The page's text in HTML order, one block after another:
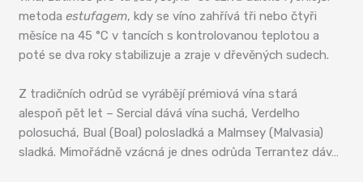
metodaestufagem, kdy se víno zahřívá tři nebo čtyři
měsíce na 45 °C v tancích s kontrolovanou teplotou a
poté se dva roky stabilizuje a zraje v dřevěných sudech.
Z tradičních odrůd se vyrábějí prémiová vína stará
alespoň pět let – Sercial dává vína suchá, Verdelho
polosuchá, Bual (Boal) polosladká a Malmsey (Malvasia)
sladká. Mimořádně vzácná je dnes odrůda Terrantez dáv…